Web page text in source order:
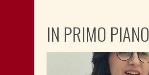
IN PRIMO PIANO